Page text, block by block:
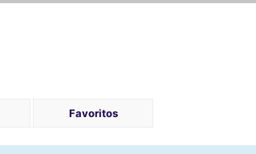
Favoritos